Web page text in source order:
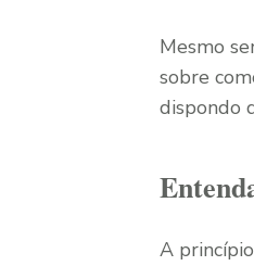
Mesmo
sobre
dispondo
A